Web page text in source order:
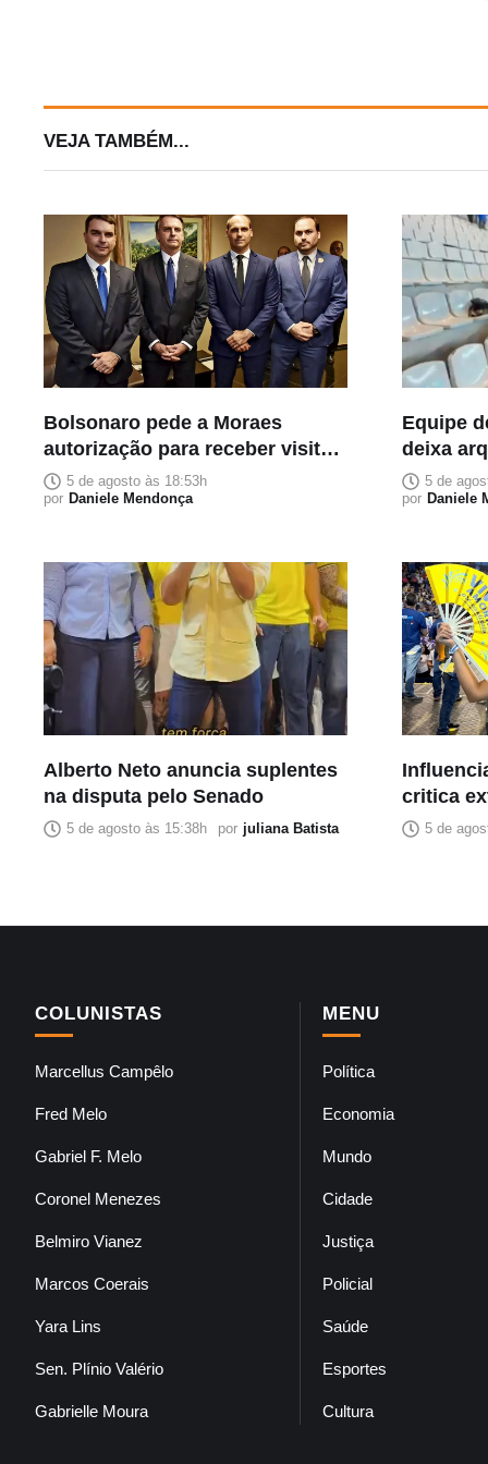
VEJA TAMBÉM...
Bolsonaro pede a Moraes
autorização para receber visita
dos filhos no Dia dos Pais
5 de agosto às 18:53h
por Daniele Mendonça
Equipe
deixa
após
5 de
por Daniele
Alberto Neto anuncia suplentes
na disputa pelo Senado
5 de agosto às 15:38h por juliana Batista
critica
centro
5 de
COLUNISTAS
Marcellus Campêlo
Fred Melo
Gabriel F. Melo
Coronel Menezes
Belmiro Vianez
Marcos Coerais
Yara Lins
Sen. Plínio Valério
Gabrielle Moura
MENU
Política
Economia
Mundo
Cidade
Justiça
Policial
Saúde
Esportes
Cultura